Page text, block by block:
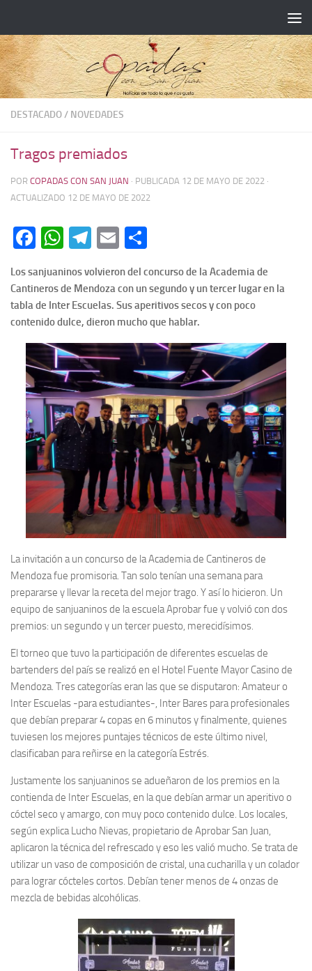
DESTACADO/ NOVEDADES
Tragos premiados
POR COPADAS CON SAN JUAN · PUBLICADA 12 DE MAYO DE 2022 ·
ACTUALIZADO 12 DE MAYO DE 2022
Facebook
WhatsApp
Telegram
Email
Los sanjuaninos volvieron del concurso de la Academia de
Cantineros de Mendoza con un segundo y un tercer lugar en la
tabla de Inter Escuelas. Sus aperitivos secos y con poco
contenido dulce, dieron mucho que hablar.
La invitación a un concurso de la Academia de Cantineros de
Mendoza fue promisoria. Tan solo tenían una semana para
prepararse y llevar la receta del mejor trago. Y así lo hicieron. Un
equipo de sanjuaninos de la escuela Aprobar fue y volvió con dos
premios: un segundo y un tercer puesto, merecidísimos.
El torneo que tuvo la participación de diferentes escuelas de
bartenders del país se realizó en el Hotel Fuente Mayor Casino de
Mendoza. Tres categorías eran las que se disputaron: Amateur o
Inter Escuelas -para estudiantes-, Inter Bares para profesionales
que debían preparar 4 copas en 6 minutos y finalmente, quienes
tuviesen los mejores puntajes técnicos de este último nivel,
clasificaban para reñirse en la categoría Estrés.
Justamente los sanjuaninos se adueñaron de los premios en la
contienda de Inter Escuelas, en la que debían armar un aperitivo o
cóctel seco y amargo, con muy poco contenido dulce. Los locales,
según explica Lucho Nievas, propietario de Aprobar San Juan,
aplicaron la técnica del refrescado y eso les valió mucho. Se trata de
utilizar un vaso de composición de cristal, una cucharilla y un colador
para lograr cócteles cortos. Debían tener menos de 4 onzas de
mezcla de bebidas alcohólicas.